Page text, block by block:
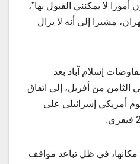
لا يمكنني القبول بها”،
مشيرا إلى أنه لا يزال
إسلام آباد بعد
من أفريل، إلى اتفاق
أمريكي إسرائيلي على
مكانها، في ظل تباعد مواقف